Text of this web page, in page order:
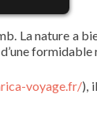
La nature a
formidable
voyage.fr/),